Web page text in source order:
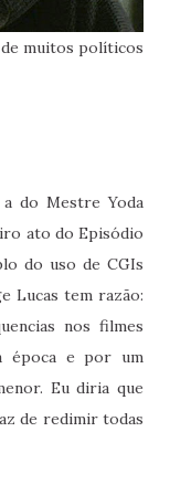
muitos políticos
do Mestre Yoda
ato do Episódio
do uso de CGIs
Lucas tem razão:
nos filmes
época e por um
Eu diria que
de redimir todas